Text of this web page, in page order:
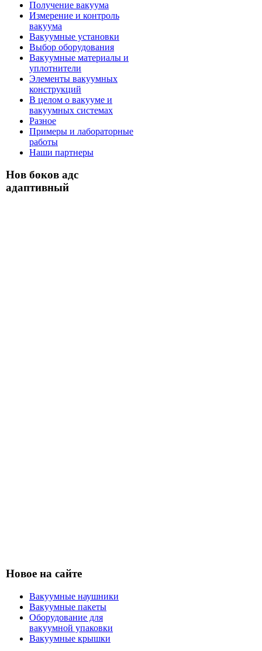
Получение вакуума
Измерение и контроль
вакуума
Вакуумные установки
Выбор оборудования
Вакуумные материалы и
уплотнители
Элементы вакуумных
конструкций
В целом о вакууме и
вакуумных системах
Разное
Примеры и лабораторные
работы
Наши партнеры
Нов боков адс
адаптивный
Новое на сайте
Вакуумные наушники
Вакуумные пакеты
Оборудование для
вакуумной упаковки
Вакуумные крышки